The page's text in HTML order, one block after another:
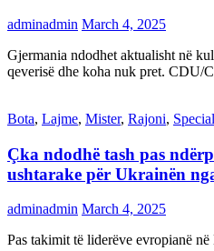
adminadmin March 4, 2025
Gjermania ndodhet aktualisht në
qeverisë dhe koha nuk pret.
Bota, Lajme, Mister, Rajoni,
Çka ndodhë tash pas
ushtarake për Ukrainën
adminadmin March 4, 2025
Pas takimit të liderëve evropianë